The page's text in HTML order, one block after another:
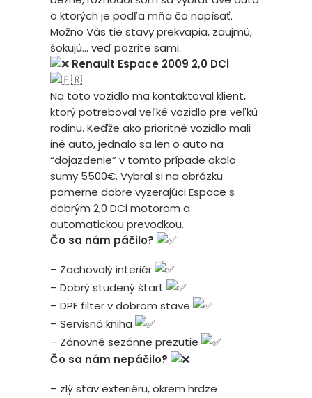
o ktorých je podľa mňa čo napísať.
Možno Vás tie stavy prekvapia, zaujmú,
šokujú… veď pozrite sami.
Renault Espace 2009 2,0 DCi
Na toto vozidlo ma kontaktoval klient,
ktorý potreboval veľké vozidlo pre veľkú
rodinu. Keďže ako prioritné vozidlo mali
iné auto, jednalo sa len o auto na
“dojazdenie” v tomto prípade okolo
sumy 5500€. Vybral si na obrázku
pomerne dobre vyzerajúci Espace s
dobrým 2,0 DCi motorom a
automatickou prevodkou.
Čo sa nám páčilo?
– Zachovalý interiér
– Dobrý studený štart
– DPF filter v dobrom stave
– Servisná kniha
– Zánovné sezónne prezutie
Čo sa nám nepáčilo?
– zlý stav exteriéru, okrem hrdze